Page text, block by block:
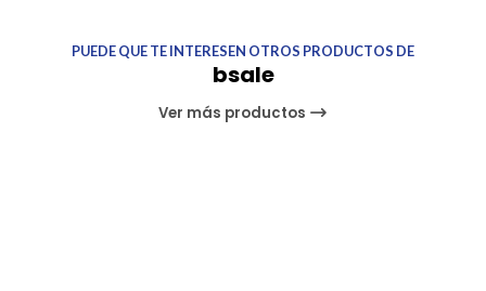
PUEDE QUE TE INTERESEN OTROS PRODUCTOS DE
bsale
Ver más productos